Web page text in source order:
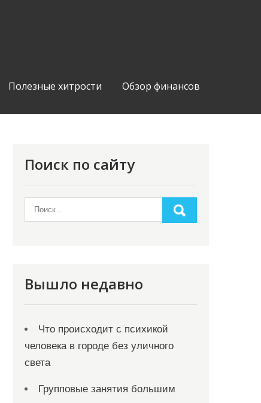
Полезные хитрости Обзор финансов
Поиск по сайту
Вышло недавно
Что происходит с психикой
человека в городе без уличного
света
Групповые занятия большим